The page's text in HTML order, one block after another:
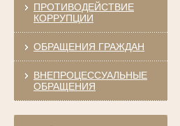
ПРОТИВОДЕЙСТВИЕ
КОРРУПЦИИ
ОБРАЩЕНИЯ ГРАЖДАН
ВНЕПРОЦЕССУАЛЬНЫЕ
ОБРАЩЕНИЯ